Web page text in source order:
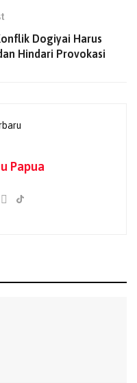
lain sehingga
menggunakan sembari
api.
Polresta Jayapura Kota
Tamimi, melakukan
dari titik kebakaran.
Sesuai SOP Siap Ditutup
Dogiyai Harus
Hindari Provokasi
Papua